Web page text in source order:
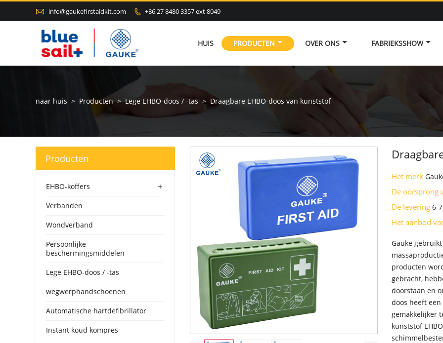
 info@gaukefirstaidkit.com  +86 27 8480 3357 ext 8049
HUIS PRODUCTEN OVER ONS FABRIEKSSHOW
naar huis > Producten > Lege EHBO-doos / -tas > Draagbare EHBO-doos van kunststof
Het merk
De oorsprong
De levering6-
Het aanbod
Gauke
producten
gebracht,
doorstaan ​​en
doos heeft
gemakkelijker
kunststof
Producten
+
EHBO-koffers
Verbanden
Wondverband
Persoonlijke
beschermingsmiddelen
Lege EHBO-doos / -tas
wegwerphandschoenen
Automatische hartdefibrillator
Instant koud kompres